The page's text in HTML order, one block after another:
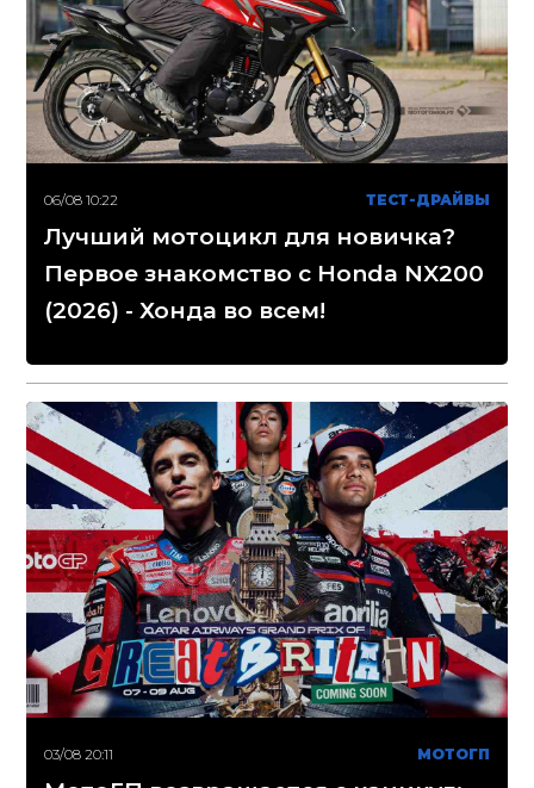
06/08 10:22 ТЕСТ-ДРАЙВЫ
Лучший мотоцикл для новичка?
Первое знакомство с Honda NX200
(2026) - Хонда во всем!
03/08 20:11 МОТОГП